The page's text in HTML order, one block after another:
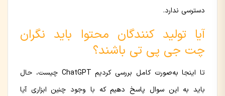
دسترسی ندارد.
آیا تولید کنندگان محتوا باید نگران
چت جی پی تی باشند؟
تا اینجا به‌صورت کامل بررسی کردیم ChatGPT چیست، حال
باید به این سوال پاسخ دهیم که با وجود چنین ابزاری آیا